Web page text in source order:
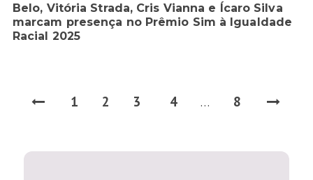
Belo, Vitória Strada, Cris Vianna e Ícaro Silva
marcam presença no Prêmio Sim à Igualdade
Racial 2025
1 2 3 4 … 8